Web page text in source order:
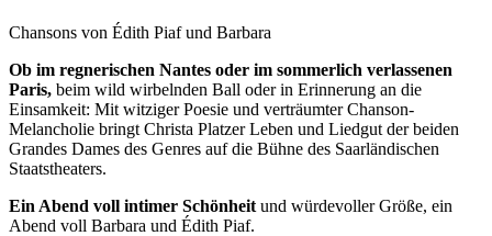
Chansons von Édith Piaf und Barbara
Ob im regnerischen Nantes oder im sommerlich verlassenen
Paris, beim wild wirbelnden Ball oder in Erinnerung an die
Einsamkeit: Mit witziger Poesie und verträumter Chanson-
Melancholie bringt Christa Platzer Leben und Liedgut der beiden
Grandes Dames des Genres auf die Bühne des Saarländischen
Staatstheaters.
Ein Abend voll intimer Schönheit und würdevoller Größe, ein
Abend voll Barbara und Édith Piaf.